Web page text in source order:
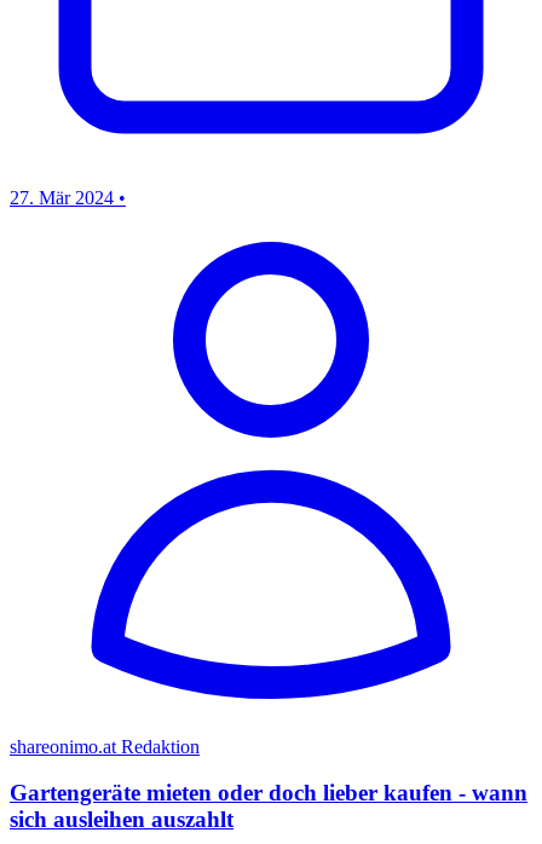
27. Mär 2024 •
shareonimo.at Redaktion
Gartengeräte mieten oder doch lieber kaufen - wann
sich ausleihen auszahlt